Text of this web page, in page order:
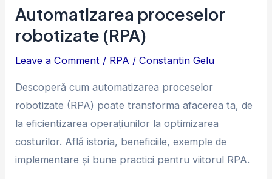
Automatizarea proceselor
robotizate (RPA)
Leave a Comment / RPA /Constantin Gelu
Descoperă cum automatizarea proceselor
robotizate (RPA) poate transforma afacerea ta, de
la eficientizarea operațiunilor la optimizarea
costurilor. Află istoria, beneficiile, exemple de
implementare și bune practici pentru viitorul RPA.